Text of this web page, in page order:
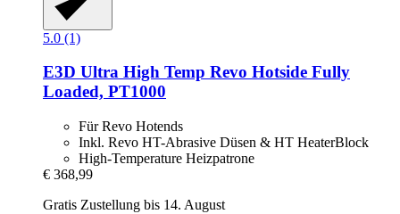
5.0 (1)
E3D Ultra High Temp Revo Hotside Fully
Loaded, PT1000
Für Revo Hotends
Inkl. Revo HT-Abrasive Düsen & HT HeaterBlock
High-Temperature Heizpatrone
€ 368,99
Gratis Zustellung bis 14. August